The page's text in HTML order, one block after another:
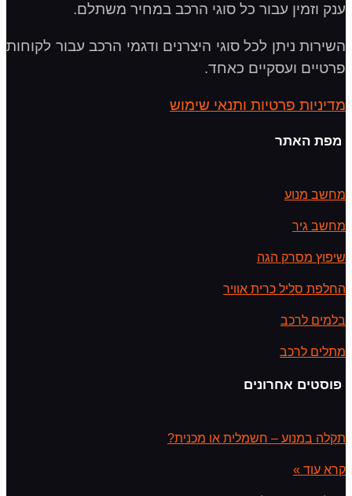
ענק וזמין עבור כל סוגי הרכב במחיר משתלם.
השירות ניתן לכל סוגי היצרנים ודגמי הרכב עבור לקוחות
פרטיים ועסקיים כאחד.
מדיניות פרטיות ותנאי שימוש
מפת האתר
מחשב מנוע
מחשב גיר
שיפוץ מסרק הגה
החלפת סליל כרית אוויר
בלמים לרכב
מתלים לרכב
פוסטים אחרונים
תקלה במנוע – חשמלית או מכנית?
קרא עוד »